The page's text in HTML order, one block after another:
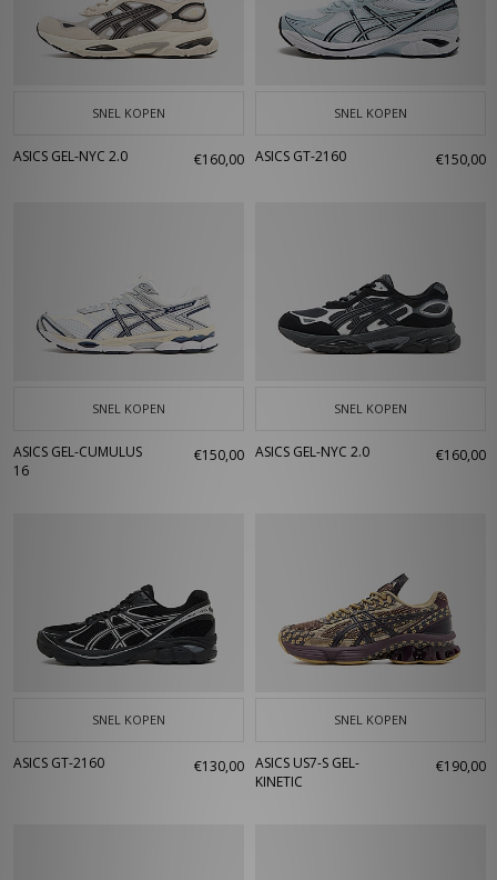
SNEL KOPEN
ASICS GEL-NYC 2.0 €160,00
SNEL KOPEN
ASICS GT-2160 €150,00
SNEL KOPEN
ASICS GEL-CUMULUS
16
€150,00
SNEL KOPEN
ASICS GEL-NYC 2.0 €160,00
SNEL KOPEN
ASICS GT-2160 €130,00
SNEL KOPEN
ASICS US7-S GEL-
KINETIC
€190,00